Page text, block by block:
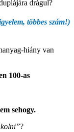
drágul?
többes szám!)
hiány van
100-as
sehogy.
?